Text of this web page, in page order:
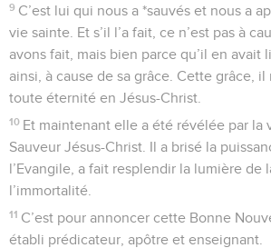
9 C’est lui qui nous a *sauvés et nous a
vie sainte. Et s’il l’a fait, ce n’est pas à
avons fait, mais bien parce qu’il en avait
ainsi, à cause de sa grâce. Cette grâce, il
toute éternité en Jésus-Christ.
10 Et maintenant elle a été révélée par la
Sauveur Jésus-Christ. Il a brisé la
l’Evangile, a fait resplendir la lumière de
l’immortalité.
11 C’est pour annoncer cette Bonne
établi prédicateur, apôtre et enseignant.